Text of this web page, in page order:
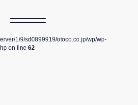
1/9/sd0899919/otoco.co.jp/wp/wp-
on line 62